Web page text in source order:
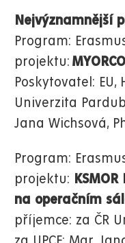
Nejvýznamnější
Program:
projektu:
Poskytovatel:
Univerzita
Jana Wichsová,
Program:
projektu:
na operačním
příjemce: za ČR